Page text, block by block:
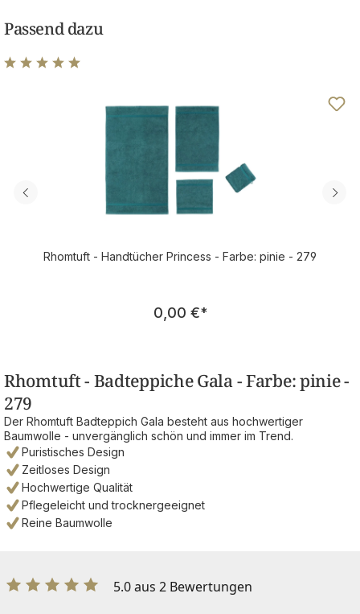
Passend dazu
Rhomtuft - Handtücher Princess - Farbe: pinie - 279
Regulärer Preis:
0,00 €*
Rhomtuft - Badteppiche Gala - Farbe: pinie -
279
Der Rhomtuft Badteppich Gala besteht aus hochwertiger
Baumwolle - unvergänglich schön und immer im Trend.
Puristisches Design
Zeitloses Design
Hochwertige Qualität
Pflegeleicht und trocknergeeignet
Reine Baumwolle
5.0 aus 2 Bewertungen